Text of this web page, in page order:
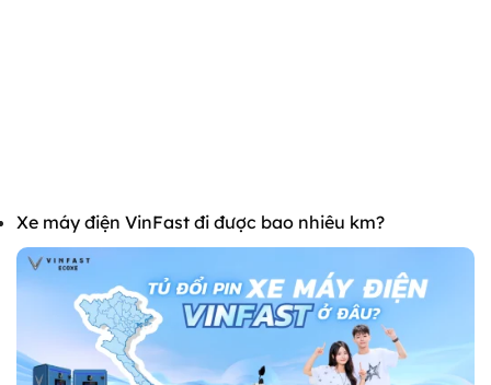
Xe máy điện VinFast đi được bao nhiêu km?